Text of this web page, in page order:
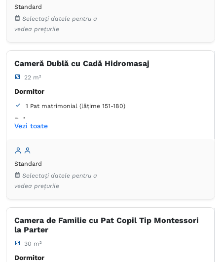
Proprie -
Garderobă
Canale prin cablu
Prosoape
Articole de toaletă gratuite
Hârtie igienică Oglindă
Standard
Selectați datele pentru a
vedea prețurile
Cameră Dublă cu Cadă Hidromasaj
22 m²
Dormitor
1 Pat matrimonial (lățime 151-180)
Baie
Dulap
Vezi toate
Standard
Selectați datele pentru a
vedea prețurile
Camera de Familie cu Pat Copil Tip Montessori
la Parter
30 m²
Dormitor